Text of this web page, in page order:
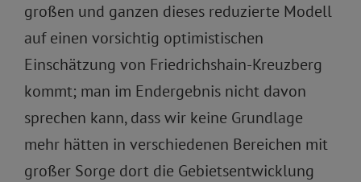
großen und ganzen dieses reduzierte Modell
auf einen vorsichtig optimistischen
Einschätzung von Friedrichshain-Kreuzberg
kommt; man im Endergebnis nicht davon
sprechen kann, dass wir keine Grundlage
mehr hätten in verschiedenen Bereichen mit
großer Sorge dort die Gebietsentwicklung